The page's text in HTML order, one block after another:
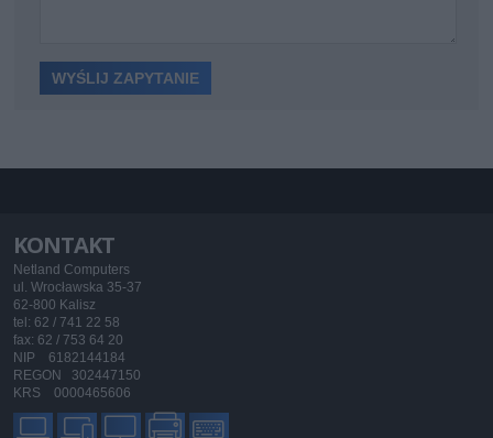
KONTAKT
Netland Computers
ul. Wrocławska 35-37
62-800 Kalisz
tel: 62 / 741 22 58
fax: 62 / 753 64 20
NIP 6182144184
REGON 302447150
KRS 0000465606